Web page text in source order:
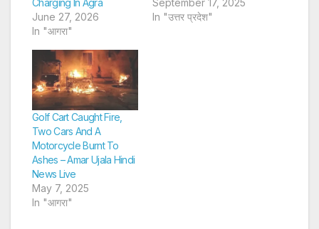
Charging In Agra
June 27, 2026
In "आगरा"
September 17, 2025
In "उत्तर प्रदेश"
Golf Cart Caught Fire,
Two Cars And A
Motorcycle Burnt To
Ashes – Amar Ujala Hindi
News Live
May 7, 2025
In "आगरा"